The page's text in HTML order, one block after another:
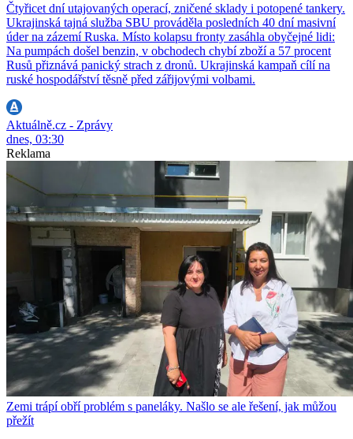
Čtyřicet dní utajovaných operací, zničené sklady i potopené tankery.
Ukrajinská tajná služba SBU prováděla posledních 40 dní masivní
úder na zázemí Ruska. Místo kolapsu fronty zasáhla obyčejné lidi:
Na pumpách došel benzin, v obchodech chybí zboží a 57 procent
Rusů přiznává panický strach z dronů. Ukrajinská kampaň cílí na
ruské hospodářství těsně před zářijovými volbami.
Aktuálně.cz - Zprávy
dnes, 03:30
Reklama
Zemi trápí obří problém s paneláky. Našlo se ale řešení, jak můžou
přežít